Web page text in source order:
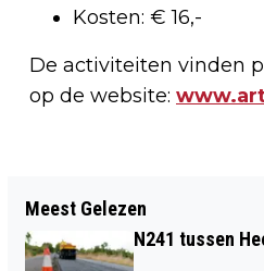
Kosten: € 16,-
De activiteiten vinden
op de website:
KUNSTWERK RONDT
WIJK DE PAUW AF
Meest Gelezen
N241 tussen